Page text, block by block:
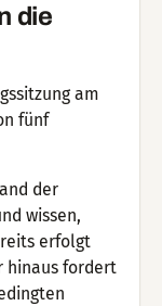
die
am
fünf
der
wissen,
erfolgt
hinaus fordert